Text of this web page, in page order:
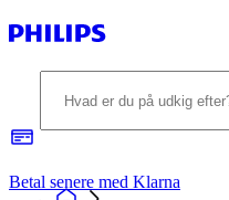
Betal senere med Klarna